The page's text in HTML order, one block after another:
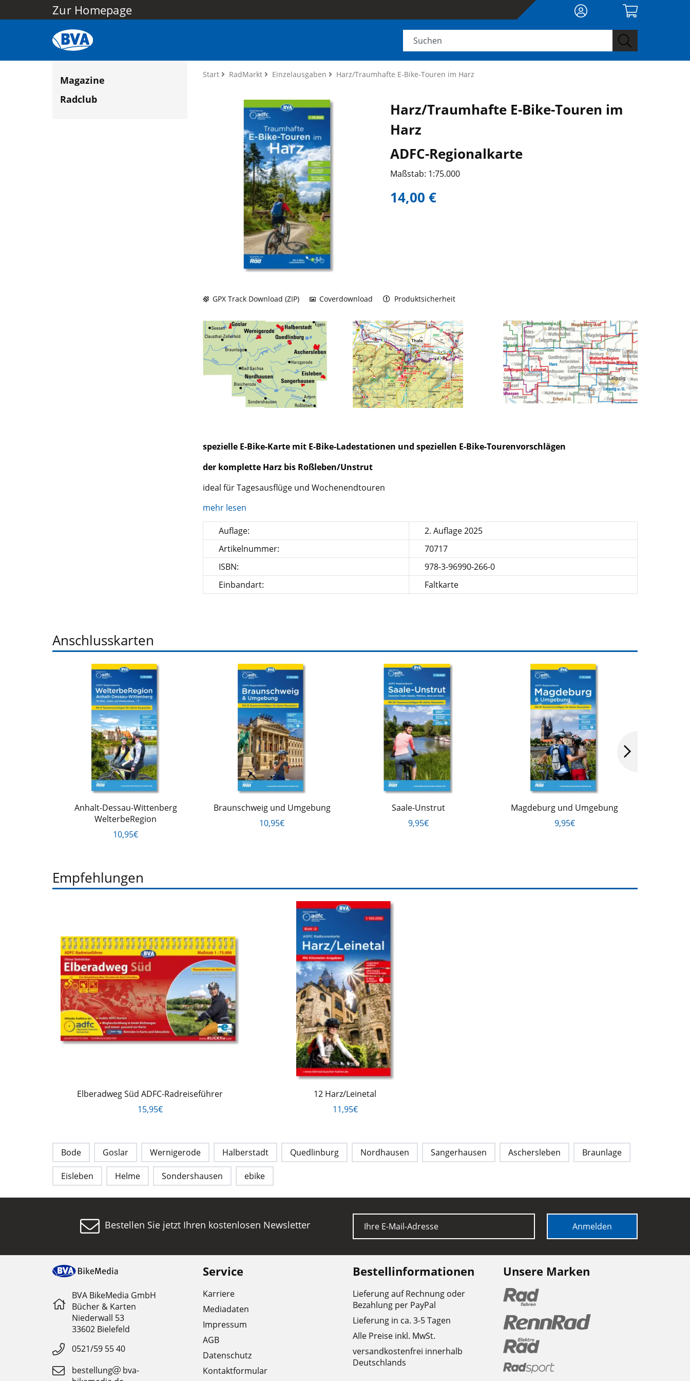
Zur Homepage
Magazine
Radclub
Start RadMarkt Einzelausgaben Harz/Traumhafte E-Bike-Touren im Harz
Harz/Traumhafte E-Bike-Touren im
Harz
ADFC-Regionalkarte
Maßstab: 1:75.000
14,00 €
GPX Track Download (ZIP) Coverdownload Produktsicherheit
spezielle E-Bike-Karte mit E-Bike-Ladestationen und speziellen E-Bike-Tourenvorschlägen
der komplette Harz bis Roßleben/Unstrut
ideal für Tagesausflüge und Wochenendtouren
mehr lesen
Auflage:
2. Auflage 2025
Artikelnummer:
70717
ISBN:
978-3-96990-266-0
Einbandart:
Faltkarte
Anschlusskarten
Anhalt-Dessau-Wittenberg
WelterbeRegion
10,95€
Braunschweig und Umgebung
10,95€
Saale-Unstrut
9,95€
Magdeburg und Umgebung
9,95€
Empfehlungen
Elberadweg Süd ADFC-Radreiseführer
15,95€
12 Harz/Leinetal
11,95€
Bode Goslar Wernigerode Halberstadt Quedlinburg Nordhausen Sangerhausen Aschersleben Braunlage
Eisleben Helme Sondershausen ebike
Bestellen Sie jetzt Ihren kostenlosen Newsletter E-Mail Anmelden
BVA BikeMedia GmbH
Bücher & Karten
Niederwall 53
33602 Bielefeld
0521/59 55 40
bestellung
bva-
Service
Karriere
Mediadaten
Impressum
AGB
Datenschutz
Kontaktformular
Bestellinformationen
Lieferung auf Rechnung oder
Bezahlung per PayPal
Lieferung in ca. 3-5 Tagen
Alle Preise inkl. MwSt.
versandkostenfrei innerhalb
Deutschlands
Unsere Marken